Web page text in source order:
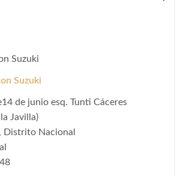
Suzuki
Suzuki
de junio esq. Tunti Cáceres
Javilla)
Distrito Nacional